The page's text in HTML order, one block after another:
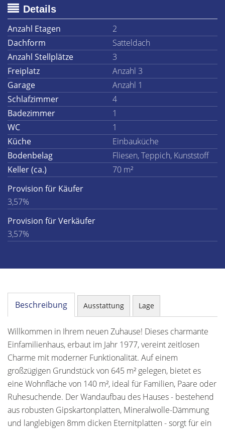
Details
Anzahl Etagen
2
Dachform
Satteldach
Anzahl Stellplätze
3
Freiplatz
Anzahl 3
Garage
Anzahl 1
Schlafzimmer
4
Badezimmer
1
WC
1
Küche
Einbauküche
Bodenbelag
Fliesen, Teppich, Kunststoff
Keller (ca.)
70 m²
Provision für Käufer
3,57%
Provision für Verkäufer
3,57%
Beschreibung Ausstattung Lage
Willkommen in Ihrem neuen Zuhause! Dieses charmante
Einfamilienhaus, erbaut im Jahr 1977, vereint zeitlosen
Charme mit moderner Funktionalität. Auf einem
großzügigen Grundstück von 645 m² gelegen, bietet es
eine Wohnfläche von 140 m², ideal für Familien, Paare oder
Ruhesuchende. Der Wandaufbau des Hauses - bestehend
aus robusten Gipskartonplatten, Mineralwolle-Dämmung
und langlebigen 8mm dicken Eternitplatten - sorgt für ein